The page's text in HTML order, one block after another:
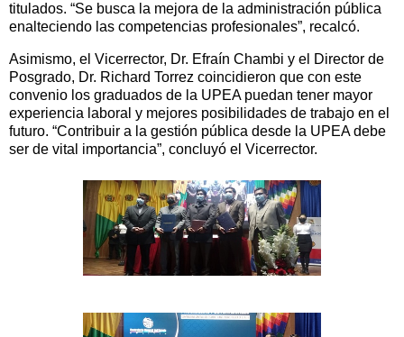
titulados. “Se busca la mejora de la administración pública
enalteciendo las competencias profesionales”, recalcó.
Asimismo, el Vicerrector, Dr. Efraín Chambi y el Director de
Posgrado, Dr. Richard Torrez coincidieron que con este
convenio los graduados de la UPEA puedan tener mayor
experiencia laboral y mejores posibilidades de trabajo en el
futuro. “Contribuir a la gestión pública desde la UPEA debe
ser de vital importancia”, concluyó el Vicerrector.